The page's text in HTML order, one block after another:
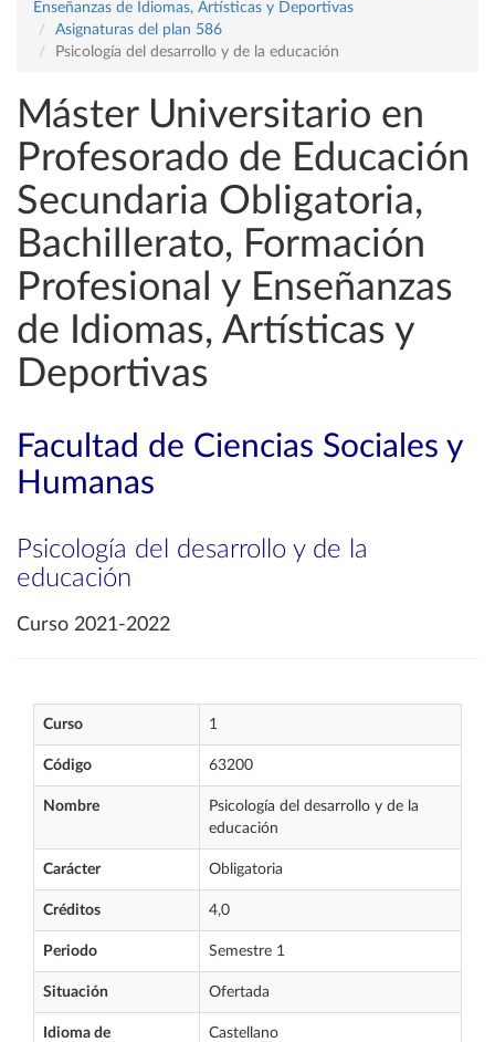
Enseñanzas de Idiomas, Artísticas y Deportivas
Asignaturas del plan 586
Psicología del desarrollo y de la educación
Máster Universitario en
Profesorado de Educación
Secundaria Obligatoria,
Bachillerato, Formación
Profesional y Enseñanzas
de Idiomas, Artísticas y
Deportivas
Facultad de Ciencias Sociales y
Humanas
Psicología del desarrollo y de la
educación
Curso 2021-2022
Curso 1
Código 63200
Nombre
Psicología del desarrollo y de la
educación
Carácter Obligatoria
Créditos 4,0
Periodo Semestre 1
Situación Ofertada
Idioma de
Castellano